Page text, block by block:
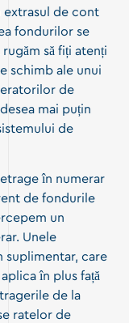
extrasul de cont
fondurilor se
să fiți atenți
schimb ale unui
de
mai puțin
de
în numerar
de fondurile
un
Unele
suplimentar, care
în plus față
de la
ratelor de